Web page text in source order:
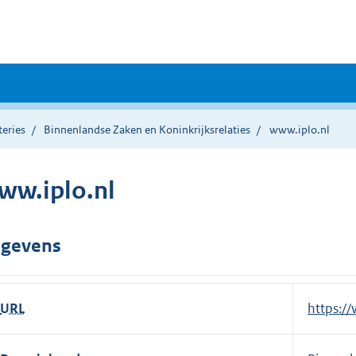
Binnenlandse Zaken en Koninkrijksrelaties www.iplo.nl
URL
E
x
t
https://